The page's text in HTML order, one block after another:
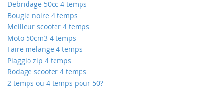
Debridage 50cc 4 temps
Bougie noire 4 temps
Meilleur scooter 4 temps
Moto 50cm3 4 temps
Faire melange 4 temps
Piaggio zip 4 temps
Rodage scooter 4 temps
2 temps ou 4 temps pour 50?